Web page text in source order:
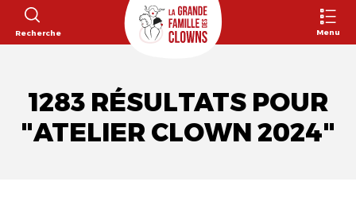
Recherche Menu
1283 RÉSULTATS POUR
"ATELIER CLOWN 2024"